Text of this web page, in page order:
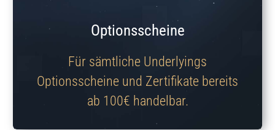
Optionsscheine
Für sämtliche Underlyings
Optionsscheine und Zertifikate bereits
ab 100€ handelbar.